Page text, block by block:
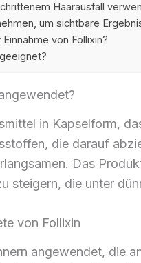
Haarausfall
um sichtbare
von Follixin?
in Kapselform,
die darauf
Das
steigern, die unter
von Follixin
angewendet, die